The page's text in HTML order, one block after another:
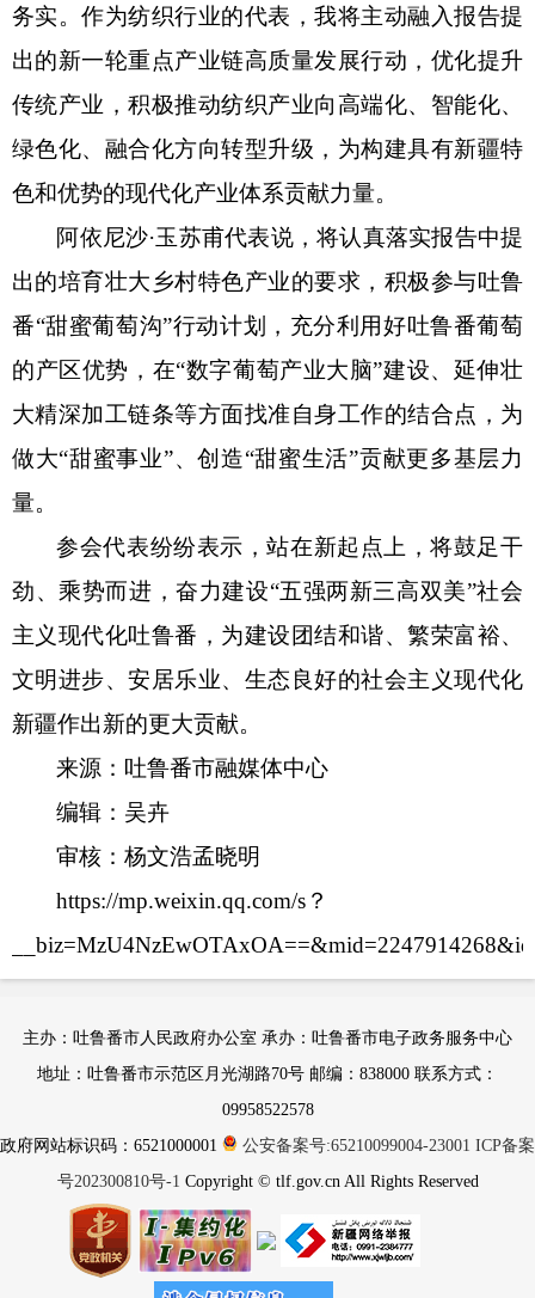
务实。作为纺织行业的代表，我将主动融入报告提
出的新一轮重点产业链高质量发展行动，优化提升
传统产业，积极推动纺织产业向高端化、智能化、
绿色化、融合化方向转型升级，为构建具有新疆特
色和优势的现代化产业体系贡献力量。
阿依尼沙·玉苏甫代表说，将认真落实报告中提
出的培育壮大乡村特色产业的要求，积极参与吐鲁
番“甜蜜葡萄沟”行动计划，充分利用好吐鲁番葡萄
的产区优势，在“数字葡萄产业大脑”建设、延伸壮
大精深加工链条等方面找准自身工作的结合点，为
做大“甜蜜事业”、创造“甜蜜生活”贡献更多基层力
量。
参会代表纷纷表示，站在新起点上，将鼓足干
劲、乘势而进，奋力建设“五强两新三高双美”社会
主义现代化吐鲁番，为建设团结和谐、繁荣富裕、
文明进步、安居乐业、生态良好的社会主义现代化
新疆作出新的更大贡献。
来源：吐鲁番市融媒体中心
编辑：吴卉
审核：杨文浩孟晓明
https://mp.weixin.qq.com/s？
主办：吐鲁番市人民政府办公室 承办：吐鲁番市电子政务服务中心
地址：吐鲁番市示范区月光湖路70号 邮编：838000 联系方式：
09958522578
政府网站标识码：6521000001
公安备案号:65210099004-23001 ICP备案
号202300810号-1 Copyright © tlf.gov.cn All Rights Reserved